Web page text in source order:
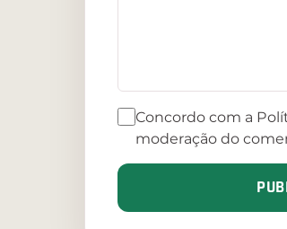
Concordo com a
moderação do